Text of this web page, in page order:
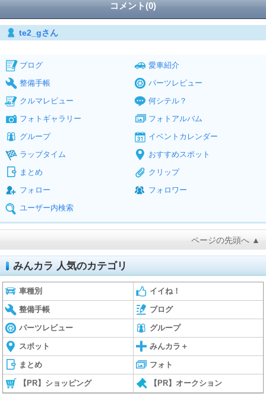
コメント(0)
te2_gさん
ブログ
愛車紹介
整備手帳
パーツレビュー
クルマレビュー
何シテル？
フォトギャラリー
フォトアルバム
グループ
イベントカレンダー
ラップタイム
おすすめスポット
まとめ
クリップ
フォロー
フォロワー
ユーザー内検索
ページの先頭へ ▲
みんカラ 人気のカテゴリ
車種別 イイね！
整備手帳 ブログ
パーツレビュー グループ
スポット みんカラ＋
まとめ フォト
【PR】ショッピング 【PR】オークション